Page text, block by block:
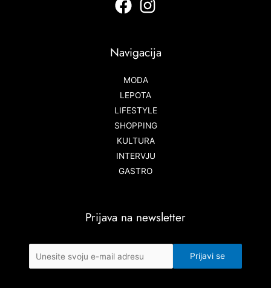
Navigacija
MODA
LEPOTA
LIFESTYLE
SHOPPING
KULTURA
INTERVJU
GASTRO
Prijava na newsletter